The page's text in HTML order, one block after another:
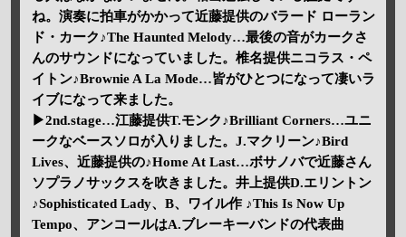
ね。演奏に拍車がかかって近藤提供のバラード ローラン
ド・カーク♪The Haunted Melody…最後の音がカークさ
んのサウンドになっていました。椎名提供ニコラス・ペ
イトン♪Brownie A La Mode…皆がひとつになって凄いラ
イブになって来ました。
▶2nd.stage…江藤提供T.モンク♪Brilliant Corners…ユニ
ークなベースソロが入りました。J.マクリーン♪Bird
Lives、近藤提供の♪Home At Last…ボサノバで近藤さん
ソプラノサックスを吹きました。井上提供D.エリントン
♪Sophisticated Lady、B、ワイル作 ♪This Is Now Up
Tempo、アンコールはA.ブレーキーバンドの代表曲